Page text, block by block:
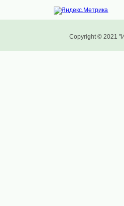
Copyright © 2021